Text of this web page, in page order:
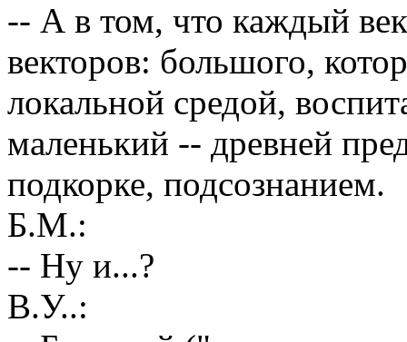
-- А в том, что каждый
векторов: большого,
локальной средой,
маленький -- древней
подкорке, подсознанием.
Б.М.:
-- Ну и...?
В.У..: